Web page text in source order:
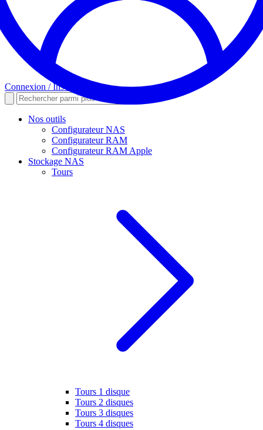
Connexion / Inscription
Nos outils
Configurateur NAS
Configurateur RAM
Configurateur RAM Apple
Stockage NAS
Tours
Tours 1 disque
Tours 2 disques
Tours 3 disques
Tours 4 disques